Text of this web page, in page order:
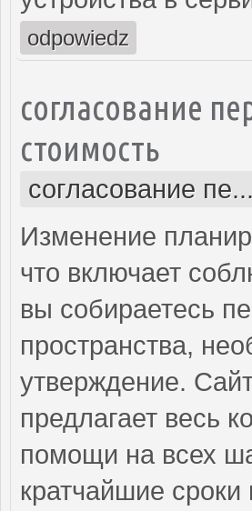
odpowiedz
согласование
стоимость
согласование
Изменение
что включает
вы собираетесь
пространства,
утверждение.
предлагает весь
помощи на всех
кратчайшие